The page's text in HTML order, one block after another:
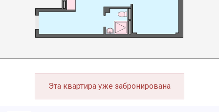
Эта квартира уже забронирована